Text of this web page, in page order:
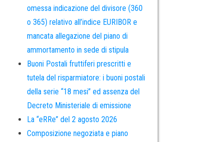
omessa indicazione del divisore (360
o 365) relativo all’indice EURIBOR e
mancata allegazione del piano di
ammortamento in sede di stipula
Buoni Postali fruttiferi prescritti e
tutela del risparmiatore: i buoni postali
della serie “18 mesi” ed assenza del
Decreto Ministeriale di emissione
La “eRRe” del 2 agosto 2026
Composizione negoziata e piano